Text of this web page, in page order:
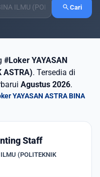
searchCari
#Loker YAYASAN
ASTRA). Tersedia di
Agustus 2026.
YAYASAN ASTRA BINA
Staff
(POLITEKNIK